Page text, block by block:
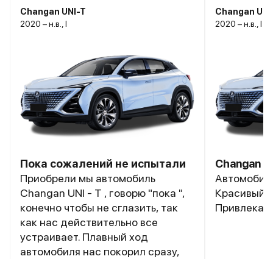
Changan UNI-T
2020 – н.в., I
Пока сожалений не испытали
Приобрели мы автомобиль
Changan UNI - T , говорю "пока ",
конечно чтобы не сглазить, так
как нас действительно все
устраивает. Плавный ход
автомобиля нас покорил сразу,
Changan
2020 – н.в., I
Changan
Красивый,